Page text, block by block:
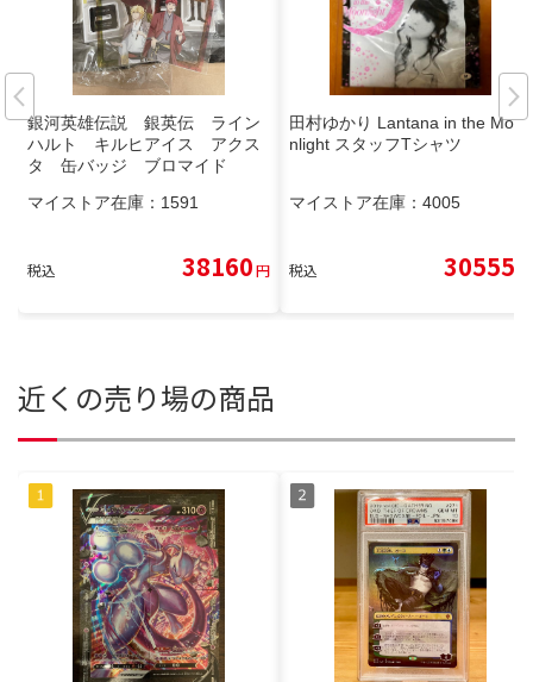
銀河英雄伝説 銀英伝 ライン
ハルト キルヒアイス アクス
タ 缶バッジ ブロマイド
マイストア在庫： 1591
税込 38160円
田村ゆかり Lantana in the Moo
nlight スタッフTシャツ
マイストア在庫： 4005
税込 30555
近くの売り場の商品